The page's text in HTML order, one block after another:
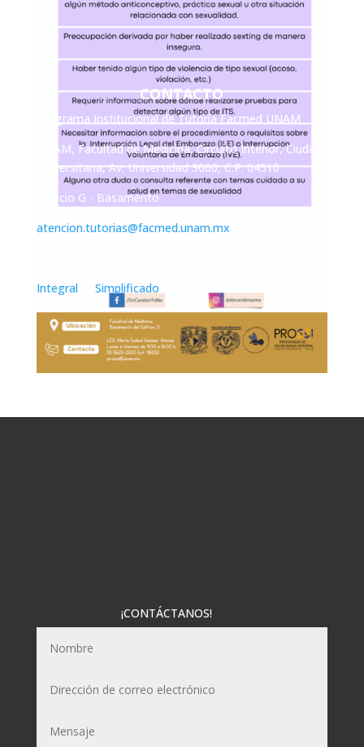
CONTACTO
Programa Institucional de Tutoría Facmed UNAM
UNAM, Facultad de Medicina, Circuito Interior, Ciudad
Universitaria, Av. Universidad 3000, C.P. 04510
Edificio G - Basamento
atencion.tutorias@facmed.unam.mx
Integral
Simplificado
¡CONTÁCTANOS!